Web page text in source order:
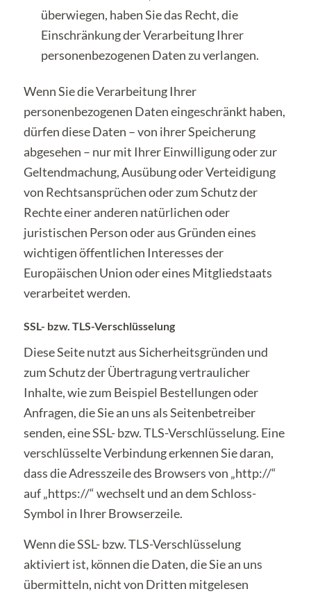
überwiegen, haben Sie das Recht, die
Einschränkung der Verarbeitung Ihrer
personenbezogenen Daten zu verlangen.
Wenn Sie die Verarbeitung Ihrer
personenbezogenen Daten eingeschränkt haben,
dürfen diese Daten – von ihrer Speicherung
abgesehen – nur mit Ihrer Einwilligung oder zur
Geltendmachung, Ausübung oder Verteidigung
von Rechtsansprüchen oder zum Schutz der
Rechte einer anderen natürlichen oder
juristischen Person oder aus Gründen eines
wichtigen öffentlichen Interesses der
Europäischen Union oder eines Mitgliedstaats
verarbeitet werden.
SSL- bzw. TLS-Verschlüsselung
Diese Seite nutzt aus Sicherheitsgründen und
zum Schutz der Übertragung vertraulicher
Inhalte, wie zum Beispiel Bestellungen oder
Anfragen, die Sie an uns als Seitenbetreiber
senden, eine SSL- bzw. TLS-Verschlüsselung. Eine
verschlüsselte Verbindung erkennen Sie daran,
dass die Adresszeile des Browsers von „http://“
auf „https://“ wechselt und an dem Schloss-
Symbol in Ihrer Browserzeile.
Wenn die SSL- bzw. TLS-Verschlüsselung
aktiviert ist, können die Daten, die Sie an uns
übermitteln, nicht von Dritten mitgelesen